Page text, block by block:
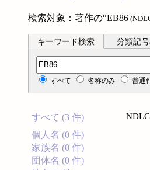
検索対象：著作の“EB86
キーワード検索 分類記
分類記号検索
すべて 名称のみ 普通
すべて (3 件)
個人名 (0 件)
家族名 (0 件)
団体名 (0 件)